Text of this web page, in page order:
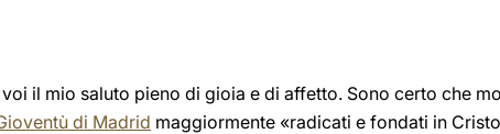
il mio saluto pieno di gioia e di affetto. Sono certo che
di Madrid maggiormente «radicati e fondati in